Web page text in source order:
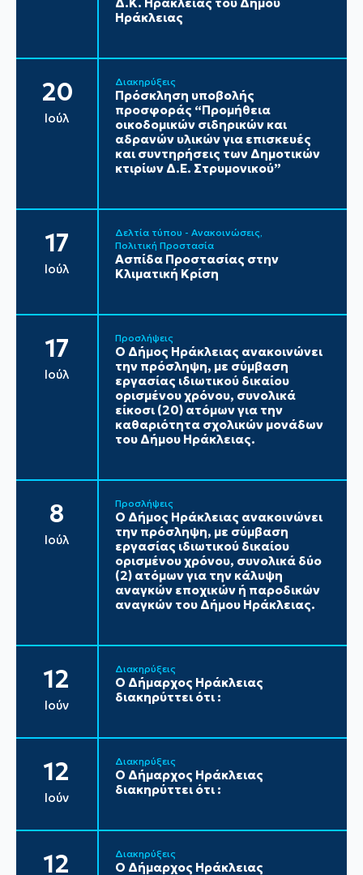
Δ.Κ. Ηράκλειας του Δήμου
Ηράκλειας
20
Ιούλ
Διακηρύξεις
Πρόσκληση υποβολής
προσφοράς “Προμήθεια
οικοδομικών σιδηρικών και
αδρανών υλικών για επισκευές
και συντηρήσεις των Δημοτικών
κτιρίων Δ.Ε. Στρυμονικού”
17
Ιούλ
Δελτία τύπου - Ανακοινώσεις
Πολιτική Προστασία
Ασπίδα Προστασίας στην
Κλιματική Κρίση
17
Ιούλ
Προσλήψεις
Ο Δήμος Ηράκλειας ανακοινώνει
την πρόσληψη, με σύμβαση
εργασίας ιδιωτικού δικαίου
ορισμένου χρόνου, συνολικά
είκοσι (20) ατόμων για την
καθαριότητα σχολικών μονάδων
του Δήμου Ηράκλειας.
8
Ιούλ
Προσλήψεις
Ο Δήμος Ηράκλειας ανακοινώνει
την πρόσληψη, με σύμβαση
εργασίας ιδιωτικού δικαίου
ορισμένου χρόνου, συνολικά δύο
(2) ατόμων για την κάλυψη
αναγκών εποχικών ή παροδικών
αναγκών του Δήμου Ηράκλειας.
12
Ιούν
Διακηρύξεις
Ο Δήμαρχος Ηράκλειας
διακηρύττει ότι :
12
Ιούν
Διακηρύξεις
Ο Δήμαρχος Ηράκλειας
διακηρύττει ότι :
12 Διακηρύξεις
Ο Δήμαρχος Ηράκλειας